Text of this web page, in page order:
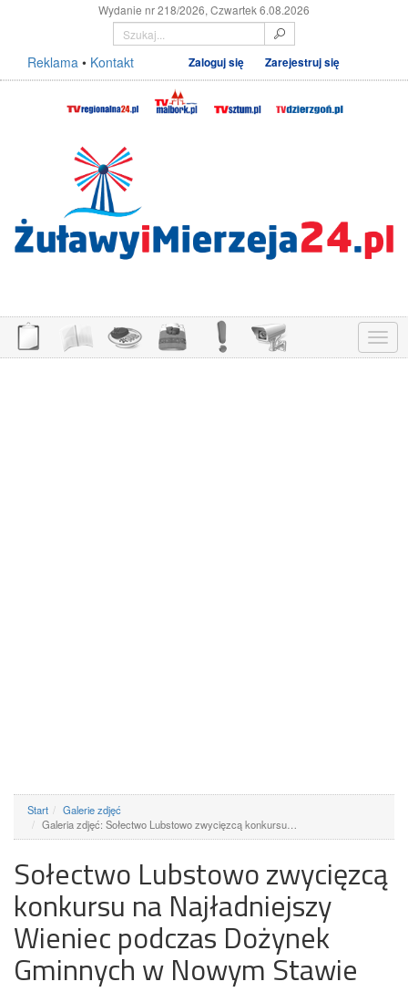
Wydanie nr 218/2026, Czwartek 6.08.2026
Reklama • Kontakt Zaloguj się Zarejestruj się
Menu
Start
Galerie zdjęć
Galeria zdjęć: Sołectwo Lubstowo zwycięzcą konkursu…
Sołectwo Lubstowo zwycięzcą
konkursu na Najładniejszy
Wieniec podczas Dożynek
Gminnych w Nowym Stawie